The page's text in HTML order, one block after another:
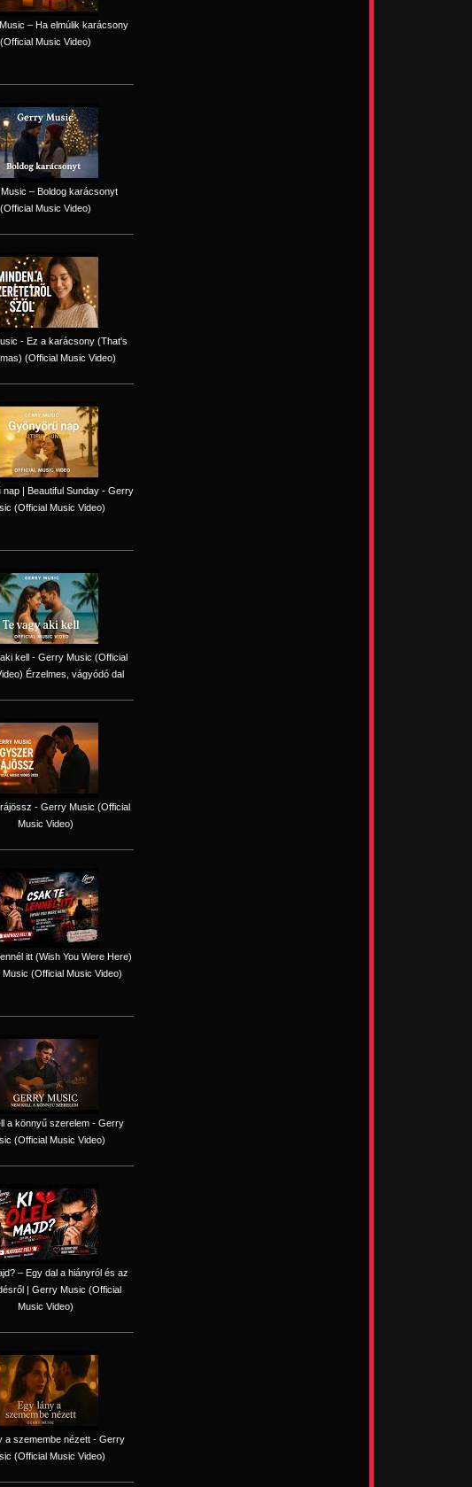
– Ha elmúlik karácsony
(Official Music Video)
– Boldog karácsonyt
(Official Music Video)
- Ez a karácsony (That's
(Official Music Video)
nap | Beautiful Sunday - Gerry
(Official Music Video)
kell - Gerry Music (Official
Érzelmes, vágyódó dal
- Gerry Music (Official
Music Video)
itt (Wish You Were Here)
(Official Music Video)
a könnyű szerelem - Gerry
(Official Music Video)
– Egy dal a hiányról és az
| Gerry Music (Official
Music Video)
a szemembe nézett - Gerry
(Official Music Video)